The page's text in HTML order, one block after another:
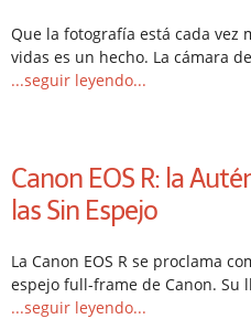
Que la fotografía está cada vez
vidas es un hecho. La cámara
...seguir leyendo...
Canon EOS R: la
las Sin Espejo
La Canon EOS R se proclama
espejo full-frame de Canon. Su
...seguir leyendo...